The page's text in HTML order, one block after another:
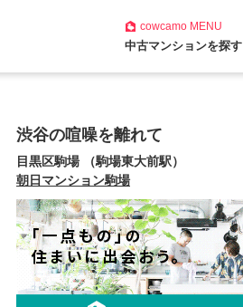
cowcamoMENU
中古マンションを探す
渋谷の喧噪を離れて
目黒区駒場 （駒場東大前駅）
朝日マンション駒場